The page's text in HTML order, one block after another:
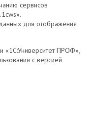
сервисов
для отображения
«1С:Университет ПРОФ»,
с версией